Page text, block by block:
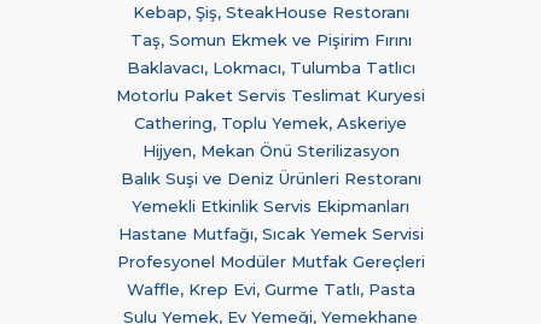
Kebap, Şiş, SteakHouse Restoranı
Taş, Somun Ekmek ve Pişirim Fırını
Baklavacı, Lokmacı, Tulumba Tatlıcı
Motorlu Paket Servis Teslimat Kuryesi
Cathering, Toplu Yemek, Askeriye
Hijyen, Mekan Önü Sterilizasyon
Balık Suşi ve Deniz Ürünleri Restoranı
Yemekli Etkinlik Servis Ekipmanları
Hastane Mutfağı, Sıcak Yemek Servisi
Profesyonel Modüler Mutfak Gereçleri
Waffle, Krep Evi, Gurme Tatlı, Pasta
Sulu Yemek, Ev Yemeği, Yemekhane